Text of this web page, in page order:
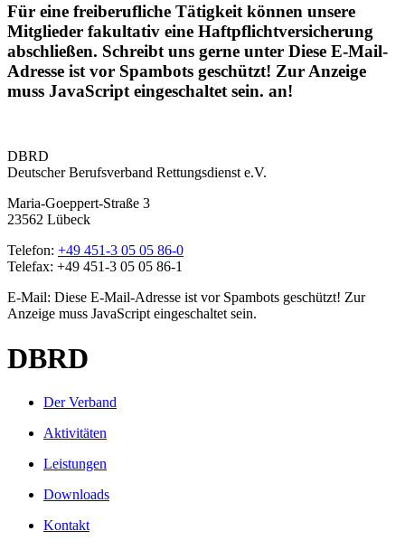
Für eine freiberufliche Tätigkeit können unsere
Mitglieder fakultativ eine Haftpflichtversicherung
abschließen. Schreibt uns gerne unter Diese E-Mail-
Adresse ist vor Spambots geschützt! Zur Anzeige
muss JavaScript eingeschaltet sein. an!
DBRD
Deutscher Berufsverband Rettungsdienst e.V.
Maria-Goeppert-Straße 3
23562 Lübeck
Telefon: +49 451-3 05 05 86-0
Telefax: +49 451-3 05 05 86-1
E-Mail: Diese E-Mail-Adresse ist vor Spambots geschützt! Zur
Anzeige muss JavaScript eingeschaltet sein.
DBRD
Der Verband
Aktivitäten
Leistungen
Downloads
Kontakt